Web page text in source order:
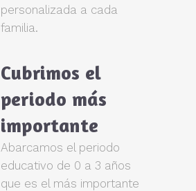
personalizada a cada
familia.
Cubrimos el
periodo más
importante
Abarcamos el periodo
educativo de 0 a 3 años
que es el más importante